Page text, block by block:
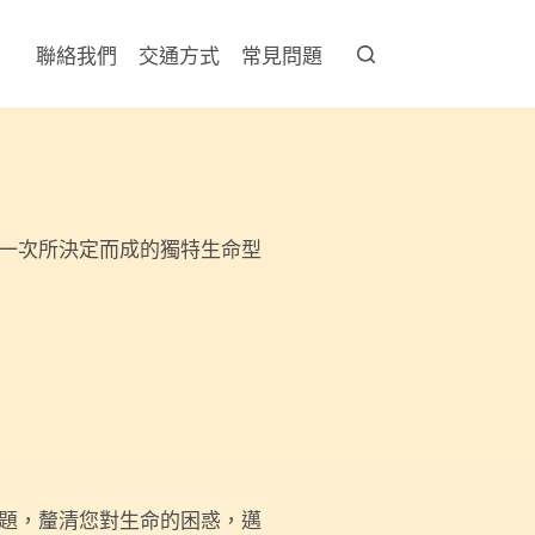
聯絡我們 交通方式 常見問題
次所決定而成的獨特生命型
，釐清您對生命的困惑，邁